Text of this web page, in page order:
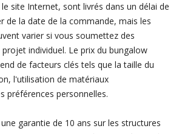
site Internet, sont livrés dans un délai de
de la date de la commande, mais les
varier si vous soumettez des
individuel. Le prix du bungalow
de facteurs clés tels que la taille du
l'utilisation de matériaux
préférences personnelles.
garantie de 10 ans sur les structures